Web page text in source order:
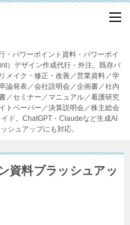
・パワーポイント資料・パワーポイ
）デザイン作成代行・外注。既存パ
メイク・修正・改善／営業資料／学
論発表／会社説明会／企画書／社内
／セミナー／マニュアル／看護研究
トペーパー／決算説明会／株主総会
ド。ChatGPT・Claudeなど生成AI
シュアップにも対応。
資料ブラッシュアッ